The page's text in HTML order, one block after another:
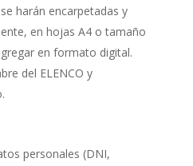
harán encarpetadas y
en hojas A4 o tamaño
en formato digital.
del ELENCO y
personales (DNI,